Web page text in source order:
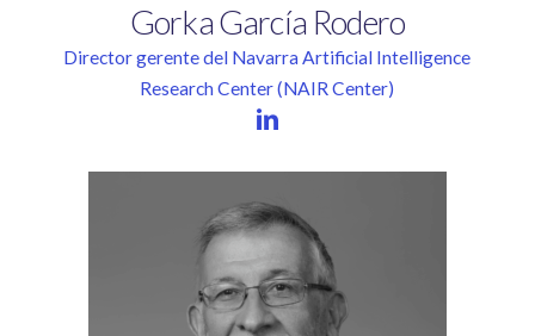
GorkaGarcía Rodero
Director gerente del Navarra Artificial Intelligence
Research Center (NAIR Center)